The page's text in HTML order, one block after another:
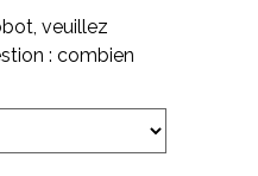
veuillez
: combien